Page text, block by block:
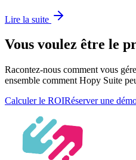
Lire la suite
Vous voulez être le
Racontez-nous comment vous
ensemble comment Hopy Suite
Calculer le ROIRéserver une